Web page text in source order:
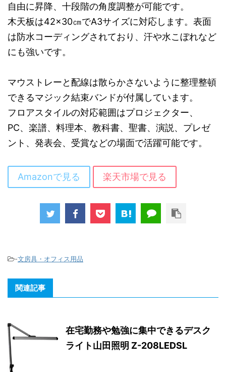
自由に昇降、十段階の角度調整が可能です。
木天板は42×30㎝でA3サイズに対応します。表面
は防水コーディングされており、汗や水こぼれなど
にも強いです。
マウストレーと配線は散らかさないように整理整頓
できるマジック結束バンドが付属しています。
フロアスタイルの対応範囲はプロジェクター、
PC、楽譜、料理本、教科書、聖書、演説、プレゼ
ント、発表会、受賞などの場面で活躍可能です。
Amazonで見る 楽天市場で見る
-文房具・オフィス用品
関連記事
在宅勤務や勉強に集中できるデスク
ライト山田照明 Z-208LEDSL